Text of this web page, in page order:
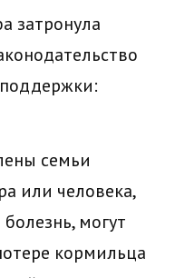
затронула
семьи
или человека,
могут
кормильца